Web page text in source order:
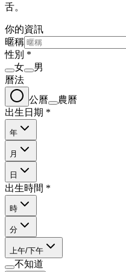
舌。
你的資訊
暱稱
性別 *
女
男
曆法
公曆
農曆
出生日期 *
年
月
日
出生時間 *
時
分
上午/下午
不知道